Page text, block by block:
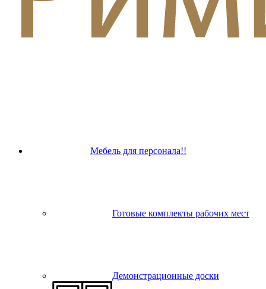
Мебель для персонала!!
Готовые комплекты рабочих мест
Демонстрационные доски